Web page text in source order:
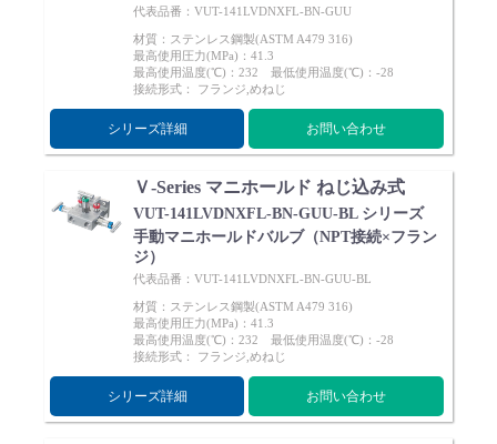
代表品番：VUT-141LVDNXFL-BN-GUU
材質：ステンレス鋼製(ASTM A479 316)
最高使用圧力(MPa)：41.3
最高使用温度(℃)：232 最低使用温度(℃)：-28
接続形式： フランジ,めねじ
シリーズ詳細 お問い合わせ
Ｖ-Series マニホールド ねじ込み式
VUT-141LVDNXFL-BN-GUU-BL シリーズ
手動マニホールドバルブ（NPT接続×フラン
ジ）
代表品番：VUT-141LVDNXFL-BN-GUU-BL
材質：ステンレス鋼製(ASTM A479 316)
最高使用圧力(MPa)：41.3
最高使用温度(℃)：232 最低使用温度(℃)：-28
接続形式： フランジ,めねじ
シリーズ詳細 お問い合わせ